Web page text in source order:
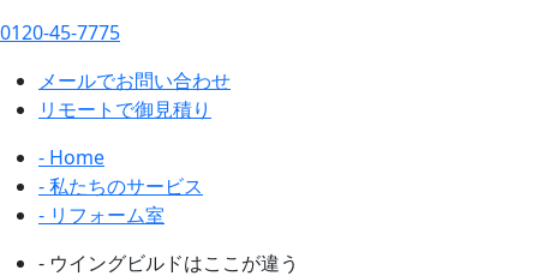
0120-45-7775
メールでお問い合わせ
リモートで御見積り
- Home
- 私たちのサービス
- リフォーム室
- ウイングビルドはここが違う